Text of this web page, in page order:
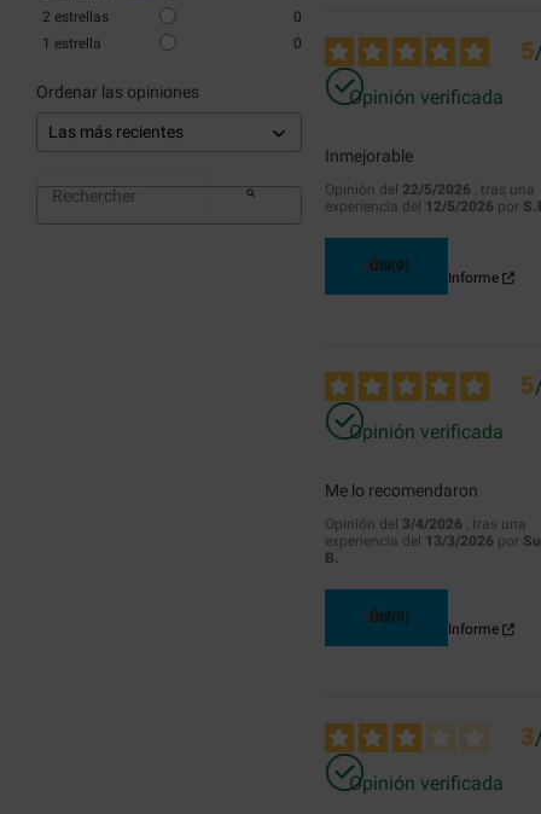
2 estrellas
0
1 estrella 0
Ordenar las opiniones
5
Opinión verificada
Inmejorable
Opinión del 22/5/2026 , tras una
experiencia del 12/5/2026 por
Útil(0)
Informe
5
Opinión verificada
Me lo recomendaron
Opinión del 3/4/2026 , tras una
experiencia del 13/3/2026 por
B.
Útil(0)
Informe
3
Opinión verificada